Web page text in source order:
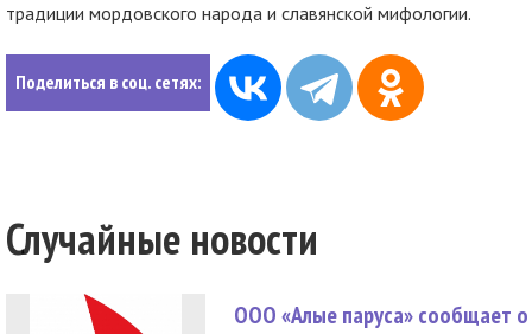
традиции мордовского народа и славянской мифологии.
Поделиться в соц. сетях:
Случайные новости
ООО «Алые паруса» сообщает о